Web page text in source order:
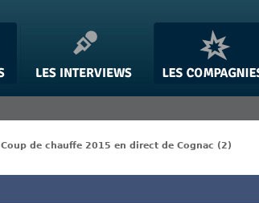
Coup de chauffe 2015 en direct de Cognac (2)